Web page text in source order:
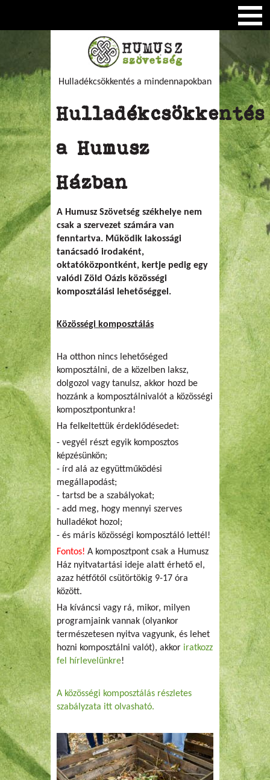
Hulladékcsökkentés a mindennapokban
Hulladékcsökkentés
a Humusz
Házban
A Humusz Szövetség székhelye nem
csak a szervezet számára van
fenntartva. Működik lakossági
tanácsadó irodaként,
oktatóközpontként, kertje pedig egy
valódi Zöld Oázis közösségi
komposztálási lehetőséggel.
Közösségi komposztálás
Ha otthon nincs lehetőséged
komposztálni, de a közelben laksz,
dolgozol vagy tanulsz, akkor hozd be
hozzánk a komposztálnivalót a közösségi
komposztpontunkra!
Ha felkeltettük érdeklődésedet:
- vegyél részt egyik komposztos
képzésünkön;
- írd alá az együttműködési
megállapodást;
- tartsd be a szabályokat;
- add meg, hogy mennyi szerves
hulladékot hozol;
- és máris közösségi komposztáló lettél!
Fontos! A komposztpont csak a Humusz
Ház nyitvatartási ideje alatt érhető el,
azaz hétfőtől csütörtökig 9-17 óra
között.
Ha kíváncsi vagy rá, mikor, milyen
programjaink vannak (olyankor
természetesen nyitva vagyunk, és lehet
hozni komposztálni valót), akkor iratkozz
fel hírlevelünkre!
A közösségi komposztálás részletes
szabályzata itt olvasható.